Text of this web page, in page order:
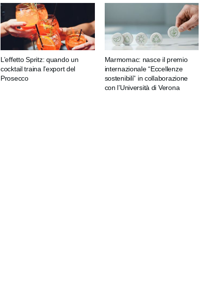
L’effetto Spritz: quando un
cocktail traina l’export del
Prosecco
Marmomac: nasce il premio
internazionale “Eccellenze
sostenibili” in collaborazione
con l’Università di Verona